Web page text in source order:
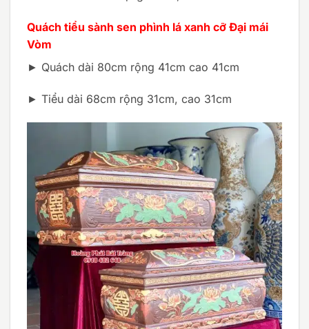
Quách tiểu sành sen phình lá xanh cỡ Đại mái
Vòm
► Quách dài 80cm rộng 41cm cao 41cm
► Tiểu dài 68cm rộng 31cm, cao 31cm